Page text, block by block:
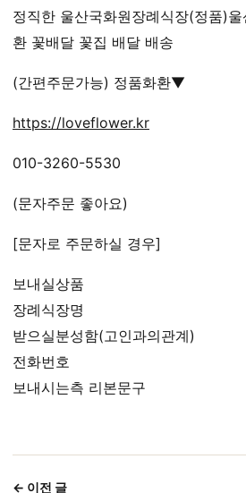
정직한 울산국화원장례식장(정품)
환 꽃배달 꽃집 배달 배송
(간편주문가능) 정품화환▼
https://loveflower.kr
010-3260-5530
(문자주문 좋아요)
[문자로 주문하실 경우]
보내실상품
장례식장명
받으실분성함(고인과의관계)
전화번호
보내시는측 리본문구
← 이전 글